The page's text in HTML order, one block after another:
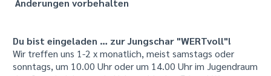
Du bist eingeladen … zur Jungschar "WERTvoll"!
Wir treffen uns 1-2 x monatlich, meist samstags oder
sonntags, um 10.00 Uhr oder um 14.00 Uhr im Jugendraum